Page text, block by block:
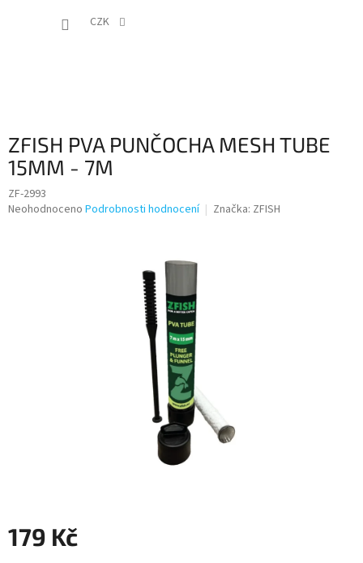
CZK
ZFISH PVA PUNČOCHA MESH TUBE
15MM - 7M
ZF-2993
Průměrné
Neohodnoceno Podrobnosti hodnocení Značka: ZFISH
179 Kč